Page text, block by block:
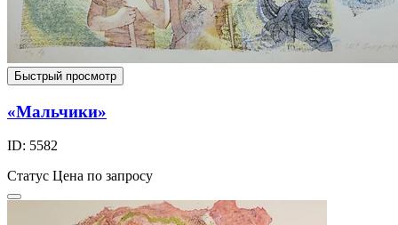
Быстрый просмотр
«Мальчики»
ID: 5582
Статус Цена по запросу